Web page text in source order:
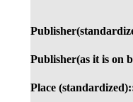
Publisher(as it is on
Place